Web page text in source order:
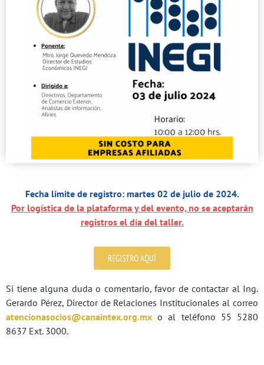
Fecha límite de registro: martes 02 de julio de 2024.
Por logística de la plataforma y del evento, no se aceptarán
registros el día del taller.
REGISTRO AQUÍ
Si tiene alguna duda o comentario, favor de contactar al Ing.
Gerardo Pérez, Director de Relaciones Institucionales al correo
atencionasocios@canaintex.org.mx o al teléfono 55 5280
8637 Ext. 3000.